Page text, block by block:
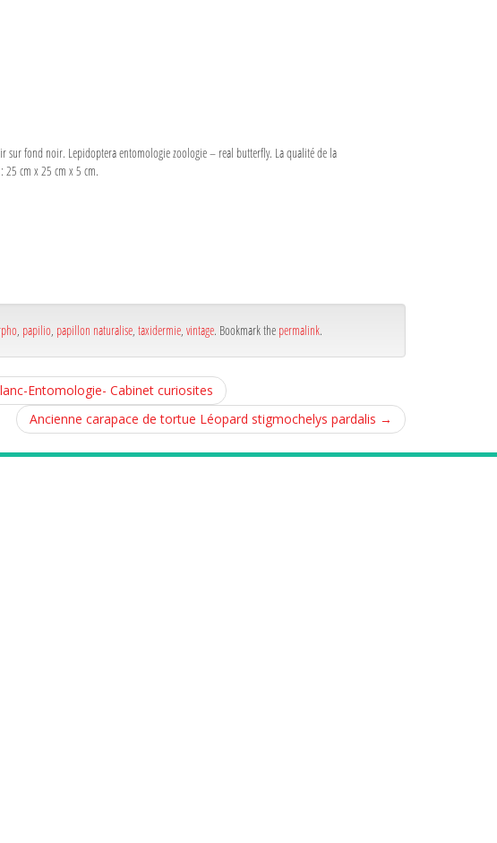
sur fond noir. Lepidoptera entomologie zoologie – real butterfly. La qualité de la
cm x 25 cm x 5 cm.
papilio papillon naturalise taxidermie vintage. Bookmark the permalink.
Entomologie- Cabinet curiosites
Ancienne carapace de tortue Léopard stigmochelys pardalis →